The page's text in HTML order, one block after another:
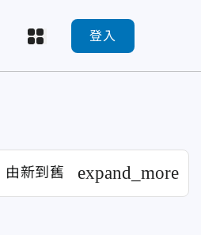
登入
由新到舊 expand_more